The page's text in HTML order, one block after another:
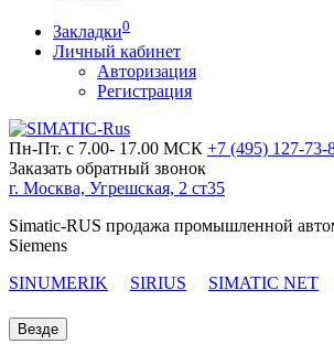
Закладки0
Личный кабинет
Авторизация
Регистрация
Пн-Пт. с 7.00- 17.00 МСК +7 (495) 127-73-
Заказать обратный звонок
г. Москва, Угрешская, 2 ст35
Simatic-RUS продажа промышленной
Siemens
SINUMERIK
SIRIUS SIMATIC NET
Везде